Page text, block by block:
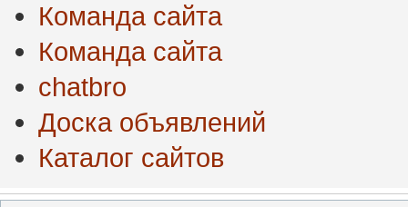
Команда сайта
Команда сайта
chatbro
Доска объявлений
Каталог сайтов